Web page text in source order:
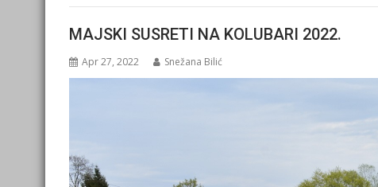
MAJSKI SUSRETI NA KOLUBARI 2022.
Apr 27, 2022 Snežana Bilić